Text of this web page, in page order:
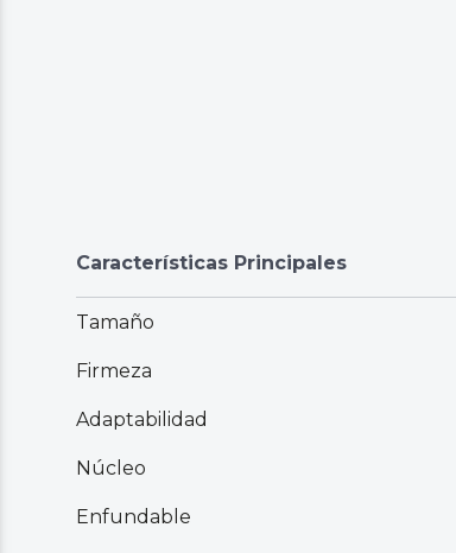
Características Principales
Tamaño
Firmeza
Adaptabilidad
Núcleo
Enfundable